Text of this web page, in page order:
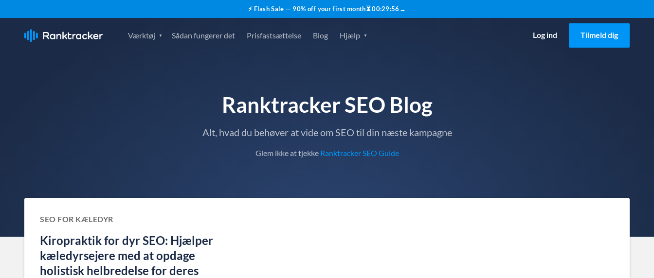
⚡ Flash Sale — 90% off your first month⏳00:29:55 →
Værktøj Sådan fungerer det Prisfastsættelse Blog Hjælp Log ind Tilmeld dig
Ranktracker SEO Blog
Alt, hvad du behøver at vide om SEO til din næste kampagne
Glem ikke at tjekke Ranktracker SEO Guide
SEO FOR KÆLEDYR
Kiropraktik for dyr SEO: Hjælper
kæledyrsejere med at opdage
holistisk helbredelse for deres